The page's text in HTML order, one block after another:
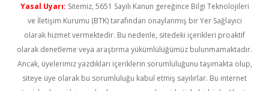
Yasal Uyarı: Sitemiz, 5651 Sayılı Kanun gereğince Bilgi Teknolojileri
ve İletişim Kurumu (BTK) tarafından onaylanmış bir Yer Sağlayıcı
olarak hizmet vermektedir. Bu nedenle, sitedeki içerikleri proaktif
olarak denetleme veya araştırma yükümlülüğümüz bulunmamaktadır.
Ancak, üyelerimiz yazdıkları içeriklerin sorumluluğunu taşımakta olup,
siteye üye olarak bu sorumluluğu kabul etmiş sayılırlar. Bu internet